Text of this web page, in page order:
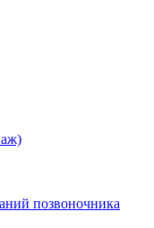
позвоночника